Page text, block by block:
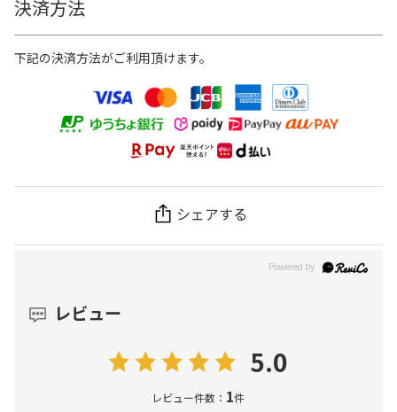
決済方法
下記の決済方法がご利用頂けます。
シェアする
レビュー
5.0
レビュー件数： 1件